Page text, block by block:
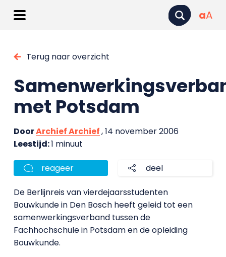
aA
Terug naar overzicht
met Potsdam
DoorArchief Archief, 14 november 2006
Leestijd:1 minuut
reageer deel
De Berlijnreis van vierdejaarsstudenten
Bouwkunde in Den Bosch heeft geleid tot een
samenwerkingsverband tussen de
Fachhochschule in Potsdam en de opleiding
Bouwkunde.